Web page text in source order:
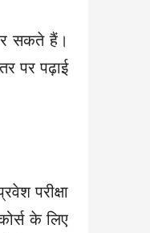
सकते हैं।
पर पढ़ाई
परीक्षा
के लिए